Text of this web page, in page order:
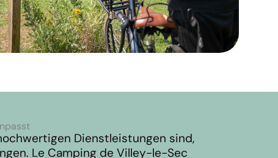
Dienstleistungen sind,
Le Camping de Villey-le-Sec